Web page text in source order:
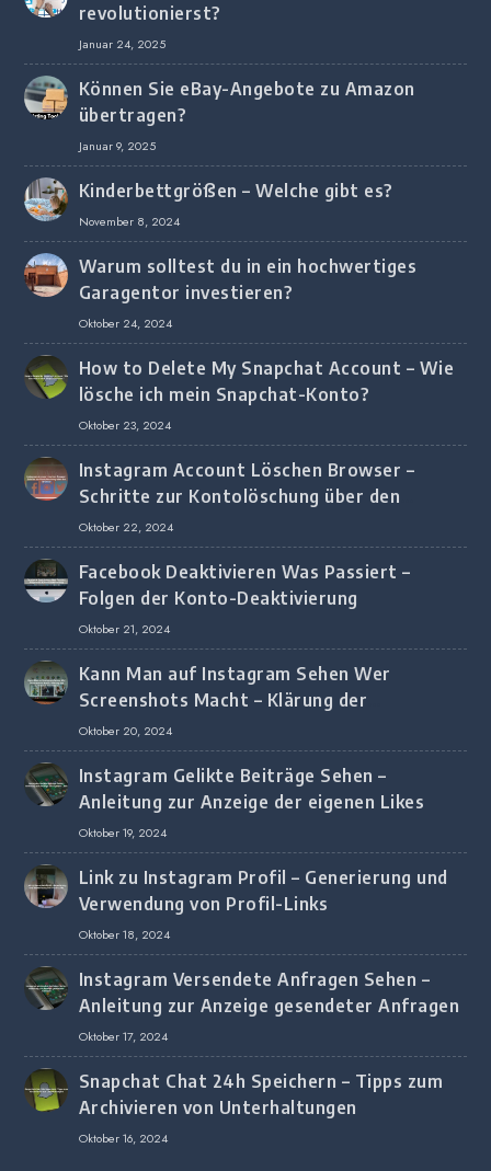
revolutionierst?
Januar 24, 2025
Können Sie eBay-Angebote zu Amazon
übertragen?
Januar 9, 2025
Kinderbettgrößen – Welche gibt es?
November 8, 2024
Warum solltest du in ein hochwertiges
Garagentor investieren?
Oktober 24, 2024
How to Delete My Snapchat Account – Wie
lösche ich mein Snapchat-Konto?
Oktober 23, 2024
Instagram Account Löschen Browser –
Schritte zur Kontolöschung über den
Browser
Oktober 22, 2024
Facebook Deaktivieren Was Passiert –
Folgen der Konto-Deaktivierung
Oktober 21, 2024
Kann Man auf Instagram Sehen Wer
Screenshots Macht – Klärung der
Screenshot-Erkennung
Oktober 20, 2024
Instagram Gelikte Beiträge Sehen –
Anleitung zur Anzeige der eigenen Likes
Oktober 19, 2024
Link zu Instagram Profil – Generierung und
Verwendung von Profil-Links
Oktober 18, 2024
Instagram Versendete Anfragen Sehen –
Anleitung zur Anzeige gesendeter Anfragen
Oktober 17, 2024
Snapchat Chat 24h Speichern – Tipps zum
Archivieren von Unterhaltungen
Oktober 16, 2024